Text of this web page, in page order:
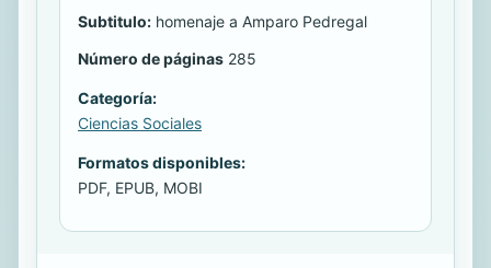
Subtitulo: homenaje a Amparo Pedregal
Número de páginas 285
Categoría:
Ciencias Sociales
Formatos disponibles:
PDF, EPUB, MOBI